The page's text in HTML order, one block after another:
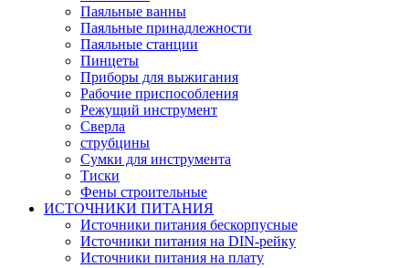
Паяльные ванны
Паяльные принадлежности
Паяльные станции
Пинцеты
Приборы для выжигания
Рабочие приспособления
Режущий инструмент
Сверла
струбцины
Сумки для инструмента
Тиски
Фены строительные
ИСТОЧНИКИ ПИТАНИЯ
Источники питания бескорпусные
Источники питания на DIN-рейку
Источники питания на плату